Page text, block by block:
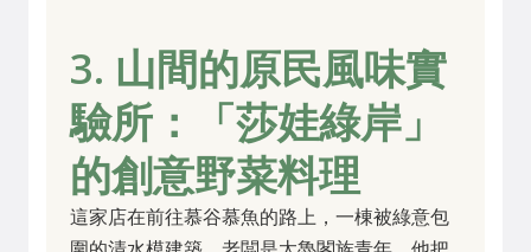
3. 山間的原民風味實
驗所：「莎娃綠岸」
的創意野菜料理
這家店在前往慕谷慕魚的路上，一棟被綠意包